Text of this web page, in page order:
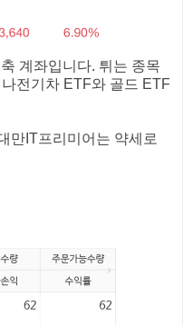
계좌입니다. 튀는 종목
전기차 ETF와 골드 ETF
만IT프리미어는 약세로